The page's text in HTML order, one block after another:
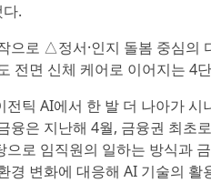
.
으로 △정서·인지 돌봄 중심
전면 신체 케어로 이어지는 4
틱 AI에서 한 발 더 나아가
융은 지난해 4월, 금융권 최초
으로 임직원의 일하는 방식과
경 변화에 대응해 AI 기술의